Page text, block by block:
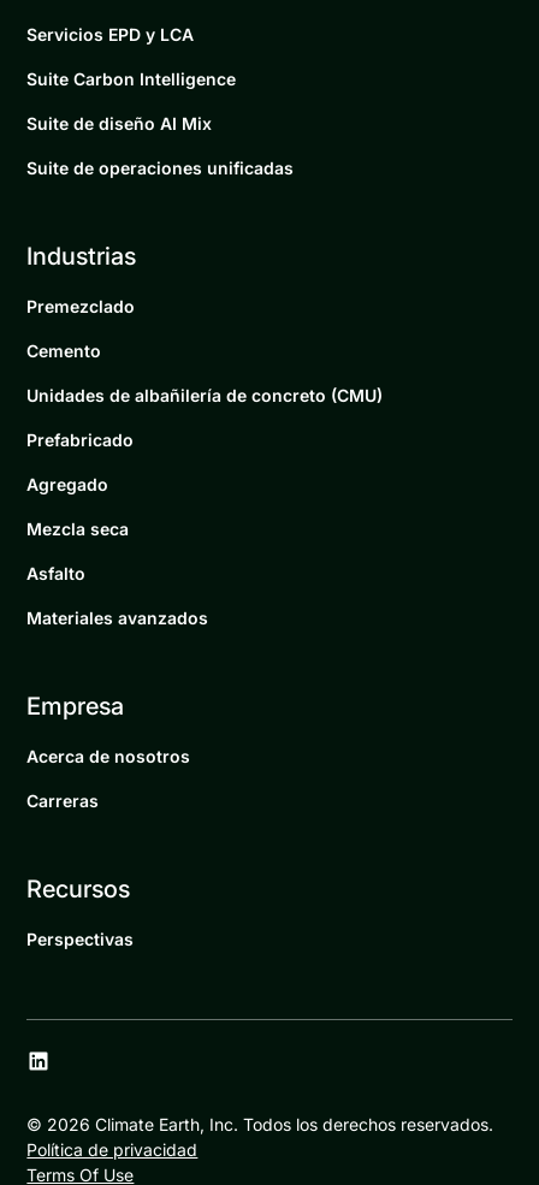
Servicios EPD y LCA
Suite Carbon Intelligence
Suite de diseño AI Mix
Suite de operaciones unificadas
Industrias
Premezclado
Cemento
Unidades de albañilería de concreto (CMU)
Prefabricado
Agregado
Mezcla seca
Asfalto
Materiales avanzados
Empresa
Acerca de nosotros
Carreras
Recursos
Perspectivas
© 2026 Climate Earth, Inc. Todos los derechos reservados.
Política de privacidad
Terms Of Use